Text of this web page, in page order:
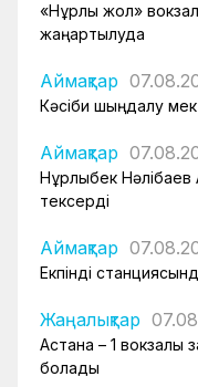
«Нұрлы жол»
жаңартылуда
Аймақтар
Кәсіби шыңдалу
Аймақтар
Нұрлыбек Нәлібаев
тексерді
Аймақтар
Екпінді
Жаңалықтар
Астана – 1 вокзалы
болады